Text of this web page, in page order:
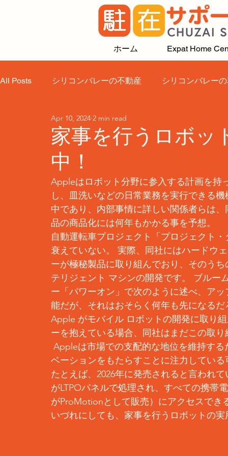
ホーム Expat Home
All Posts シリコンバレーの不動産 シリコンバレー
家事を行うロボッ
中！
Apr 10, 2024 2 min read
Appleはロボット分野に参入する計画を持
し、皿洗いなどの日常業務を実行できる
中であり、内部事情に詳しい関係者らは
品の商品化には何年もかかる事を予想。
自動運転車プロジェクト「プロジェクト
衰えていない。 実際、同社にはハードウ
ーが極秘製品に取り組んでおり、そのう
テリジェント マシンの開発です。 ブルー
ー「パワーオン」で次のように述べ、ア
能だが、それはおそらく何年も先になるだ
Apple がモバイル ロボットの開発に取り
ーを抱えている場合、同社はまだこの取り
ベーションをもたらすことに注力している
たとえば、2026年に発売されると言われ
がLTPOパネルで処理され、すべての携帯
がProMotionとして販売）にアクセスでき
いづれにしても、家事を行うロボットの